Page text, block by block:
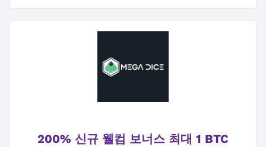
200% 신규 웰컴 보너스 최대 1 BTC